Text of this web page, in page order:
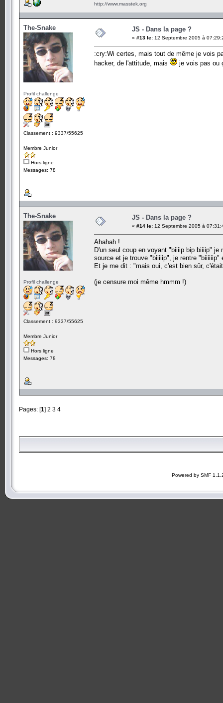
http://www.masstek.org
The-Snake
Profil challenge
Classement : 9337/55625
Membre Junior
Hors ligne
Messages: 78
JS - Dans la page ?
« #13 le: 12 Septembre 2005 à
:cry:Wi certes, mais tout de même je vois
hacker, de l'attitude, mais
je vois pas ou
The-Snake
Profil challenge
Classement : 9337/55625
Membre Junior
Hors ligne
Messages: 78
JS - Dans la page ?
« #14 le: 12 Septembre 2005 à
Ahahah !
D'un seul coup en voyant "biiiip bip biiiip"
source et je trouve "biiiiip", je rentre
Et je me dit : "mais oui, c'est bien sûr,
(je censure moi même hmmm !)
Pages: [1] 2 3 4
Powered by SMF